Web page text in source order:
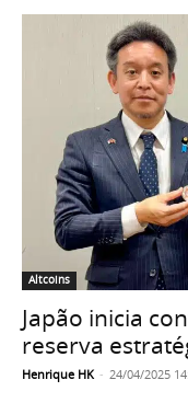
Altcoins
Japão inicia
reserva
Henrique HK - 24/04/2025